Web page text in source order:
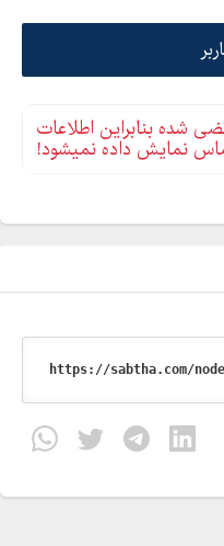
شده بنابراین اطلاعات
نمایش داده نمیشود!